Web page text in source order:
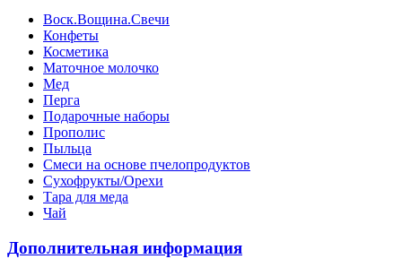
Воск.Вощина.Свечи
Конфеты
Косметика
Маточное молочко
Мед
Перга
Подарочные наборы
Прополис
Пыльца
Смеси на основе пчелопродуктов
Сухофрукты/Орехи
Тара для меда
Чай
Дополнительная информация